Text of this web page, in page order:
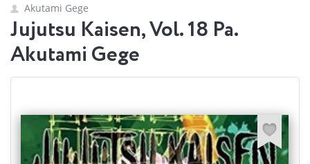
Akutami Gege
Jujutsu Kaisen, Vol. 18 Pa.
Akutami Gege